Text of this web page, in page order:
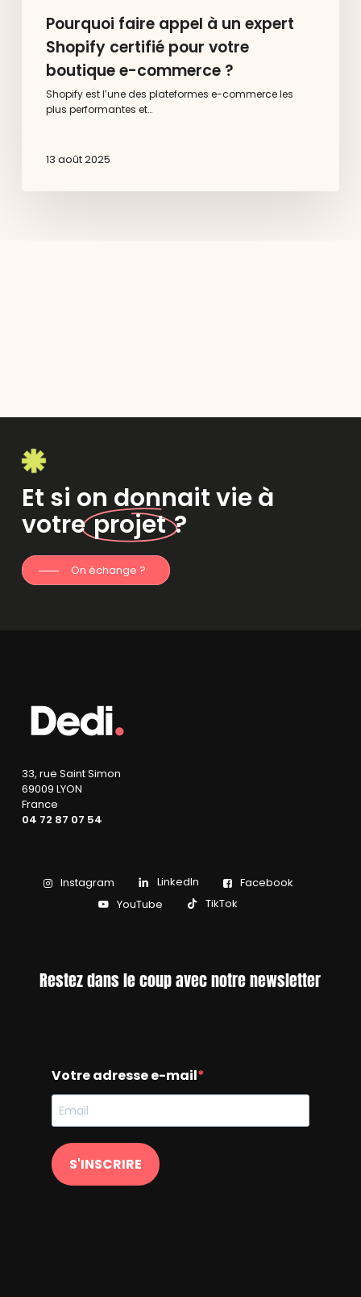
Pourquoi faire appel à un expert
Shopify certifié pour votre
boutique e-commerce ?
Shopify est l’une des plateformes e-commerce les
plus performantes et…
13 août 2025
Et si on donnait vie à
votreprojet?
On échange ?
33, rue Saint Simon
69009 LYON
France
04 72 87 07 54
Instagram LinkedIn
Facebook
YouTube
TikTok
Restez dans le coup avec notre newsletter
Votre adresse e-mail
S'INSCRIRE